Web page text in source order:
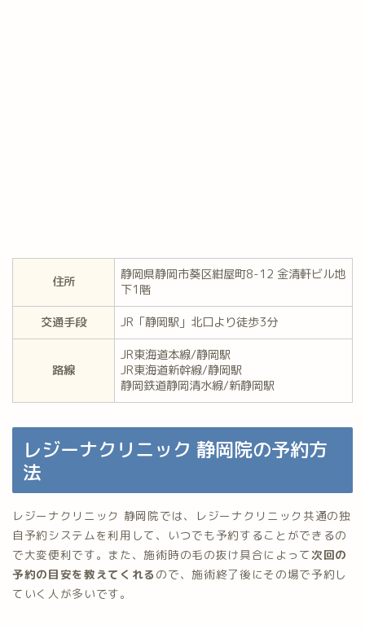
住所
静岡県静岡市葵区紺屋町8-12 金清軒ビル地
下1階
交通手段
JR「静岡駅」北口より徒歩3分
路線
JR東海道本線/静岡駅
JR東海道新幹線/静岡駅
静岡鉄道静岡清水線/新静岡駅
レジーナクリニック 静岡院の予約方
法
レジーナクリニック 静岡院では、レジーナクリニック共通の独
自予約システムを利用して、いつでも予約することができるの
で大変便利です。また、施術時の毛の抜け具合によって次回の
予約の目安を教えてくれる ので、施術終了後にその場で予約し
ていく人が多いです。